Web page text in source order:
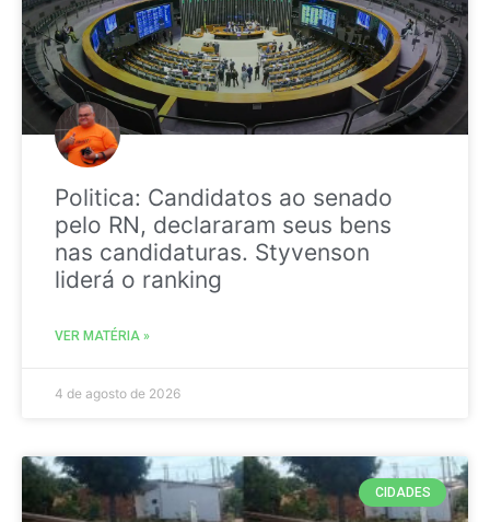
Politica: Candidatos ao senado
pelo RN, declararam seus bens
nas candidaturas. Styvenson
liderá o ranking
VER MATÉRIA »
4 de agosto de 2026
CIDADES